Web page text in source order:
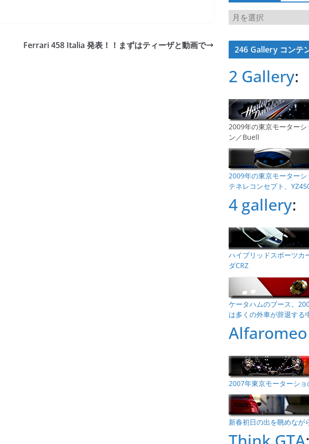
Ferrari 458 Italia 発表！！まずはティーザと動画で
ア
ー
カ
イ246 Gallery コンテ
2 Gallery:
2009年の東京モーター
ン／Buell
2009年の東京モーターシ
テネレコンセプト、
4 gallery:
ハイブリッドスポーツカ
ダCRZ
ケータハムのブース。
は多くの外車が辞退する
2007年東京モーターシ
新春初日の出を眺めなが